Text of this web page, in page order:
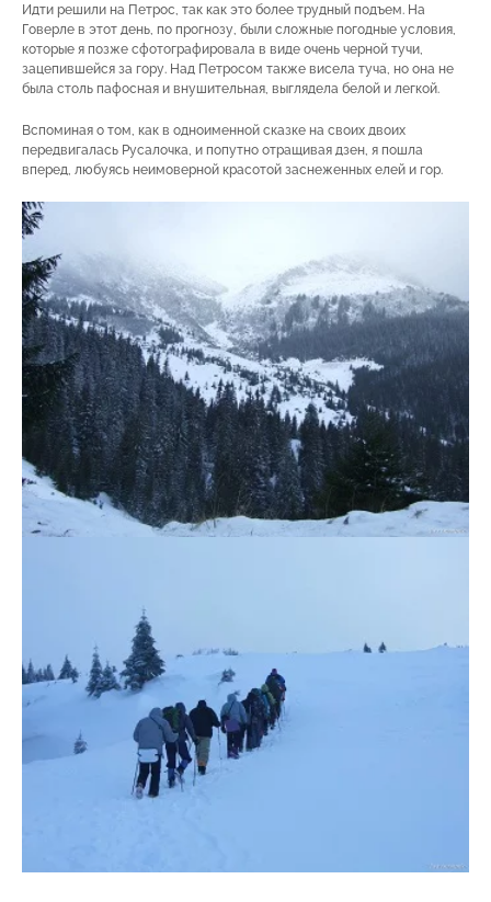
Идти решили на Петрос, так как это более трудный подъем. На
Говерле в этот день, по прогнозу, были сложные погодные условия,
которые я позже сфотографировала в виде очень черной тучи,
зацепившейся за гору. Над Петросом также висела туча, но она не
была столь пафосная и внушительная, выглядела белой и легкой.
Вспоминая о том, как в одноименной сказке на своих двоих
передвигалась Русалочка, и попутно отращивая дзен, я пошла
вперед, любуясь неимоверной красотой заснеженных елей и гор.